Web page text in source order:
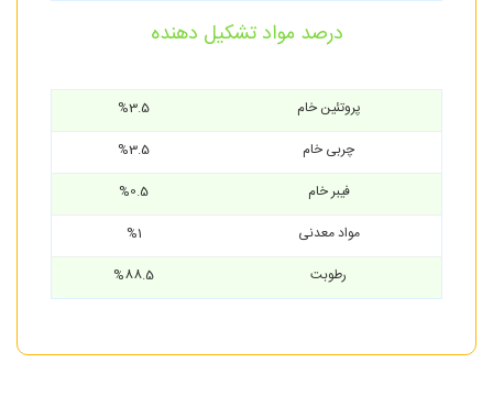
درصد مواد تشکیل دهنده
پروتئین خام
%3.5
چربی خام
%3.5
فیبر خام
%0.5
مواد معدنی
%1
رطوبت
%88.5